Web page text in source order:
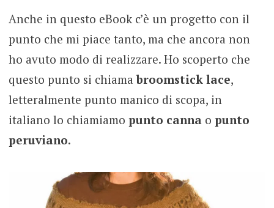
Anche in questo eBook c’è un progetto con il
punto che mi piace tanto, ma che ancora non
ho avuto modo di realizzare. Ho scoperto che
questo punto si chiama broomstick lace,
letteralmente punto manico di scopa, in
italiano lo chiamiamo punto canna o punto
peruviano.